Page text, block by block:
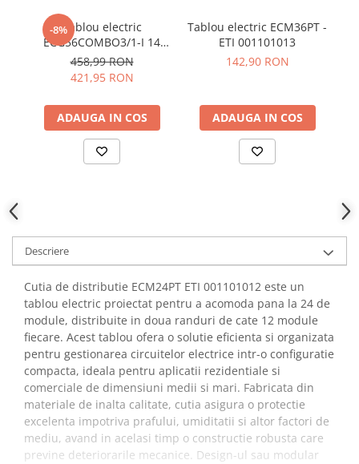
-8%Tablou electric
ECG56COMBO3/1-I 14
module IP30 ETI
001100221
458,99 RON
421,95 RON
ADAUGA IN COS
Tablou electric ECM36PT -
ETI 001101013
142,90 RON
ADAUGA IN COS
Descriere
Cutia de distributie ECM24PT ETI 001101012 este un
tablou electric proiectat pentru a acomoda pana la 24 de
module, distribuite in doua randuri de cate 12 module
fiecare. Acest tablou ofera o solutie eficienta si organizata
pentru gestionarea circuitelor electrice intr-o configuratie
compacta, ideala pentru aplicatii rezidentiale si
comerciale de dimensiuni medii si mari. Fabricata din
materiale de inalta calitate, cutia asigura o protectie
excelenta impotriva prafului, umiditatii si altor factori de
mediu, avand in acelasi timp o constructie robusta care
previne deteriorarile mecanice. Design-ul sau modular